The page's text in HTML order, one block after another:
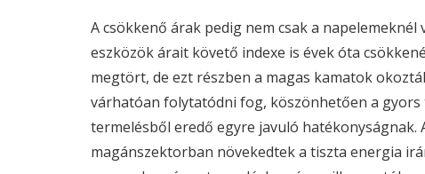
A csökkenő árak pedig nem csak a
eszközök árait követő indexe is évek óta
megtört, de ezt részben a magas kamatok
várhatóan folytatódni fog, köszönhetően a
termelésből eredő egyre javuló hatékonyságnak.
magánszektorban növekedtek a tiszta energia